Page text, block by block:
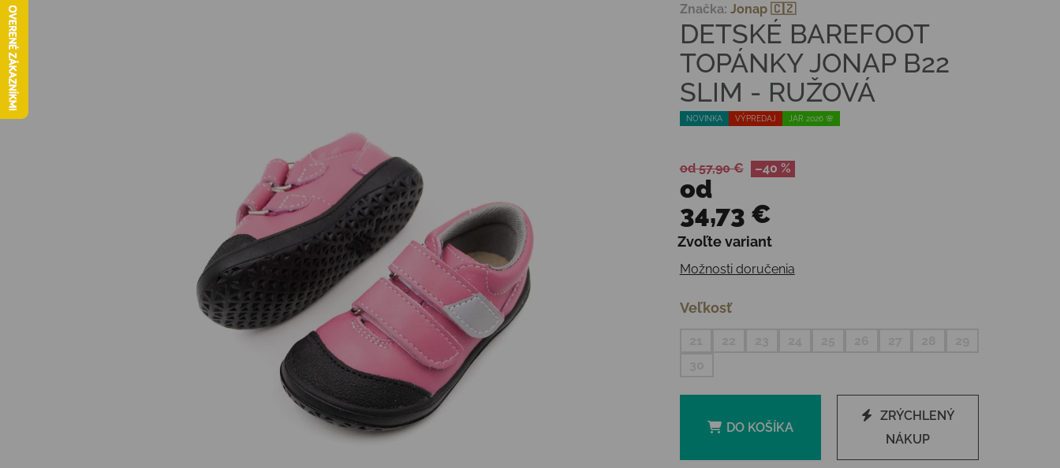
NOVINKA VÝPREDAJ JAR 2026 🌸
DETSKÉ BAREFOOT
TOPÁNKY JONAP B22
SLIM - RUŽOVÁ
Značka: Jonap 🇨🇿
od 57,90 € –40 %
od
34,73 €
Jednotková cena:
Zvoľte variant
Možnosti doručenia
Veľkosť
DO KOŠÍKA
ZRÝCHLENÝ
NÁKUP